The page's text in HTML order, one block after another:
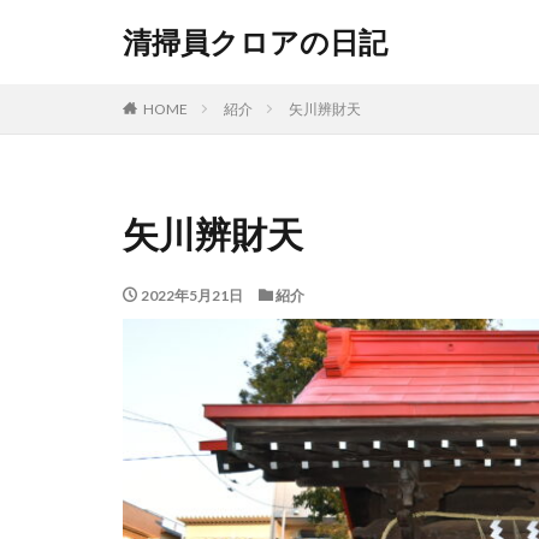
清掃員クロアの日記
HOME 紹介 矢川辨財天
矢川辨財天
2022年5月21日 紹介